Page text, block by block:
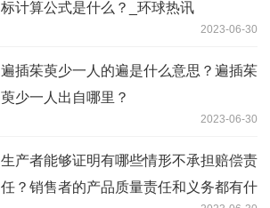
标计算公式是什么？_环球热讯
2023-06-30
遍插茱萸少一人的遍是什么意思？遍插茱
萸少一人出自哪里？
2023-06-30
生产者能够证明有哪些情形不承担赔偿责
任？销售者的产品质量责任和义务都有什